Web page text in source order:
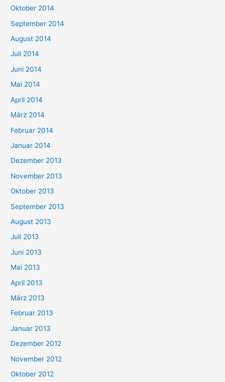
Oktober 2014
September 2014
August 2014
Juli 2014
Juni 2014
Mai 2014
April 2014
März 2014
Februar 2014
Januar 2014
Dezember 2013
November 2013
Oktober 2013
September 2013
August 2013
Juli 2013
Juni 2013
Mai 2013
April 2013
März 2013
Februar 2013
Januar 2013
Dezember 2012
November 2012
Oktober 2012